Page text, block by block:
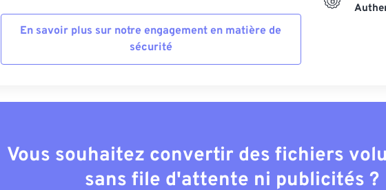
En savoir plus sur notre engagement en matière de
sécurité
Vous souhaitez convertir des fichiers
sans file d'attente ni publicités ?